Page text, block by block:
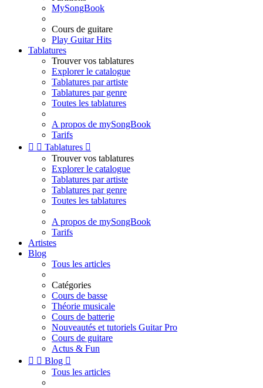
MySongBook
Cours de guitare
Play Guitar Hits
Tablatures
Trouver vos tablatures
Explorer le catalogue
Tablatures par artiste
Tablatures par genre
Toutes les tablatures
A propos de mySongBook
Tarifs
  Tablatures 
Trouver vos tablatures
Explorer le catalogue
Tablatures par artiste
Tablatures par genre
Toutes les tablatures
A propos de mySongBook
Tarifs
Artistes
Blog
Tous les articles
Catégories
Cours de basse
Théorie musicale
Cours de batterie
Nouveautés et tutoriels Guitar Pro
Cours de guitare
Actus & Fun
  Blog 
Tous les articles